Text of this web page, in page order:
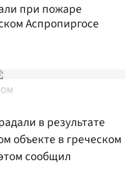
при пожаре
Аспропиргосе
в результате
объекте в греческом
сообщил